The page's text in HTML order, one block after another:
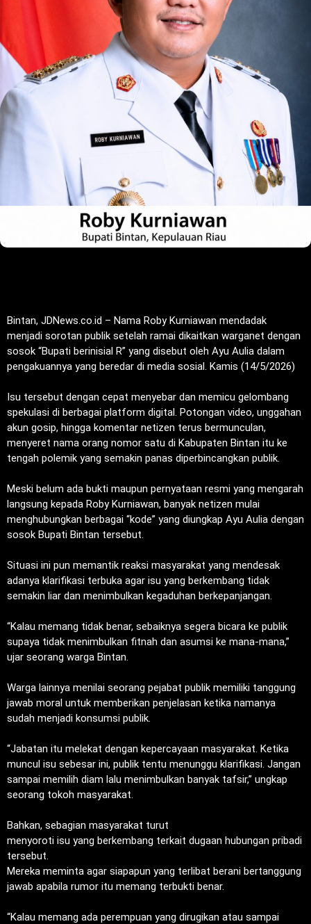
‎Bintan, JDNews.co.id – Nama Roby Kurniawan mendadak
menjadi sorotan publik setelah ramai dikaitkan warganet dengan
sosok “Bupati berinisial R” yang disebut oleh Ayu Aulia dalam
pengakuannya yang beredar di media sosial. Kamis (14/5/2026)
‎Isu tersebut dengan cepat menyebar dan memicu gelombang
spekulasi di berbagai platform digital. Potongan video, unggahan
akun gosip, hingga komentar netizen terus bermunculan,
menyeret nama orang nomor satu di Kabupaten Bintan itu ke
tengah polemik yang semakin panas diperbincangkan publik.
‎Meski belum ada bukti maupun pernyataan resmi yang mengarah
langsung kepada Roby Kurniawan, banyak netizen mulai
menghubungkan berbagai “kode” yang diungkap Ayu Aulia dengan
sosok Bupati Bintan tersebut.
‎Situasi ini pun memantik reaksi masyarakat yang mendesak
adanya klarifikasi terbuka agar isu yang berkembang tidak
semakin liar dan menimbulkan kegaduhan berkepanjangan.
‎“Kalau memang tidak benar, sebaiknya segera bicara ke publik
supaya tidak menimbulkan fitnah dan asumsi ke mana-mana,”
ujar seorang warga Bintan.
‎Warga lainnya menilai seorang pejabat publik memiliki tanggung
jawab moral untuk memberikan penjelasan ketika namanya
sudah menjadi konsumsi publik.
‎“Jabatan itu melekat dengan kepercayaan masyarakat. Ketika
muncul isu sebesar ini, publik tentu menunggu klarifikasi. Jangan
sampai memilih diam lalu menimbulkan banyak tafsir,” ungkap
seorang tokoh masyarakat.
‎Bahkan, sebagian masyarakat turut
‎menyoroti isu yang berkembang terkait dugaan hubungan pribadi
tersebut.
‎Mereka meminta agar siapapun yang terlibat berani bertanggung
jawab apabila rumor itu memang terbukti benar.
‎“Kalau memang ada perempuan yang dirugikan atau sampai